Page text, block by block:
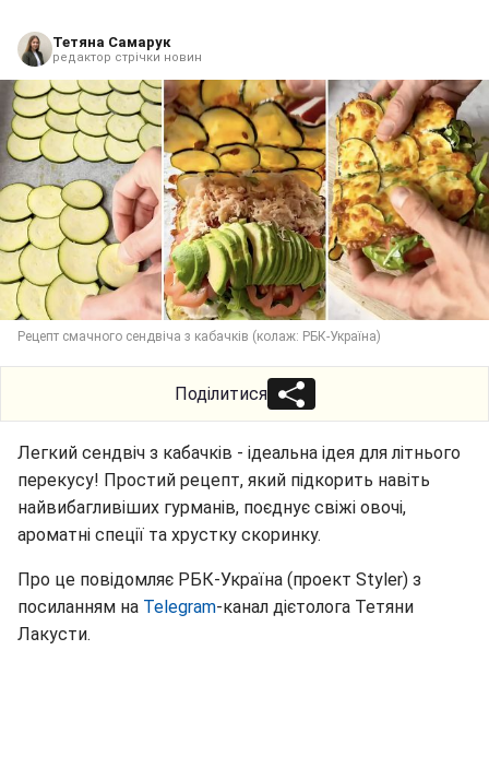
Тетяна Самарук
редактор стрічки новин
Рецепт смачного сендвіча з кабачків (колаж: РБК-Україна)
Поділитися
Легкий сендвіч з кабачків - ідеальна ідея для літнього
перекусу! Простий рецепт, який підкорить навіть
найвибагливіших гурманів, поєднує свіжі овочі,
ароматні спеції та хрустку скоринку.
Про це повідомляє РБК-Україна (проект Styler) з
посиланням на Telegram-канал дієтолога Тетяни
Лакусти.